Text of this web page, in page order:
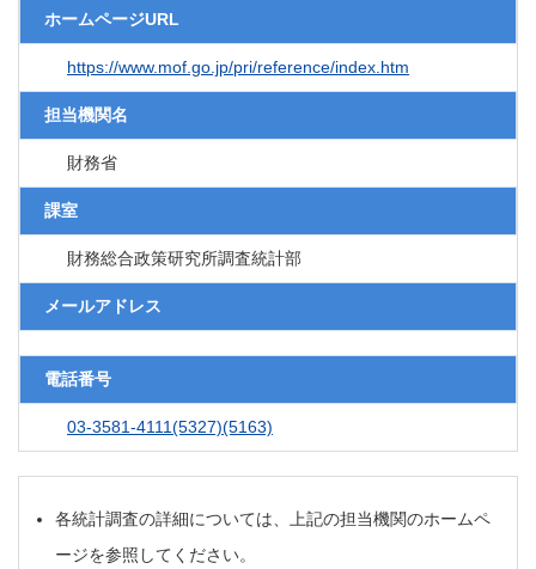
ホームページURL
https://www.mof.go.jp/pri/reference/index.htm
担当機関名
財務省
課室
財務総合政策研究所調査統計部
メールアドレス
電話番号
03-3581-4111(5327)(5163)
各統計調査の詳細については、上記の担当機関のホームペ
ージを参照してください。